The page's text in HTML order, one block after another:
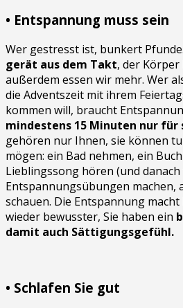
• Entspannung muss sein
Wer gestresst ist, bunkert
gerät aus dem Takt, der
außerdem essen wir mehr. Wer
die Adventszeit mit ihrem
kommen will, braucht
mindestens 15 Minuten nur für
gehören nur Ihnen, sie können
mögen: ein Bad nehmen, ein
Lieblingssong hören (und danach
Entspannungsübungen machen,
schauen. Die Entspannung
wieder bewusster, Sie haben ein
damit auch Sättigungsgefühl.
• Schlafen Sie gut